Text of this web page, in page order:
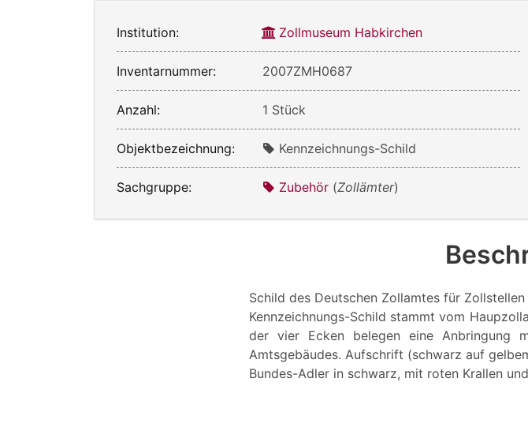
Institution: Zollmuseum Habkirchen
Inventarnummer: 2007ZMH0687
Anzahl: 1 Stück
Objektbezeichnung: Kennzeichnungs-Schild
Sachgruppe: Zubehör (Zollämter)
Schild des Deutschen Zollamtes für
Kennzeichnungs-Schild stammt vom
der vier Ecken belegen eine Anbringung
Amtsgebäudes. Aufschrift (schwarz auf
Bundes-Adler in schwarz, mit roten Krallen